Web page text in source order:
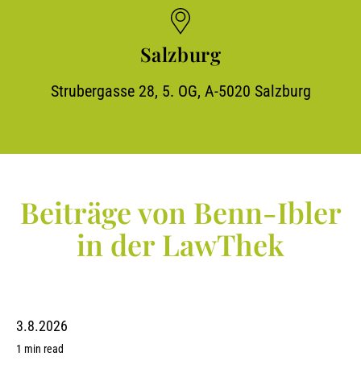
Salzburg
Strubergasse 28, 5. OG, A-5020 Salzburg
Beiträge von Benn-Ibler
in der LawThek
3.8.2026
1 min read